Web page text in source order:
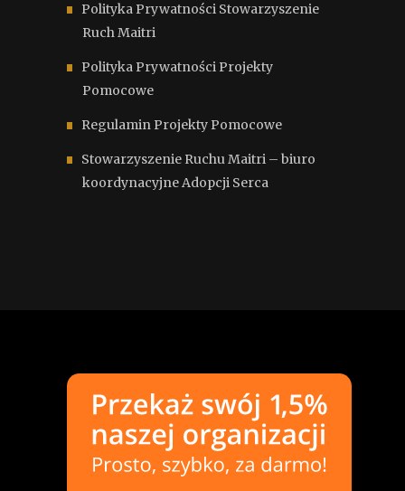
Polityka Prywatności Stowarzyszenie
Ruch Maitri
Polityka Prywatności Projekty
Pomocowe
Regulamin Projekty Pomocowe
Stowarzyszenie Ruchu Maitri – biuro
koordynacyjne Adopcji Serca